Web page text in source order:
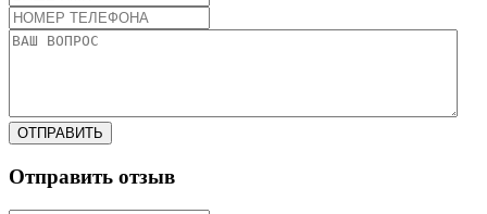
ОТПРАВИТЬ
Отправить отзыв